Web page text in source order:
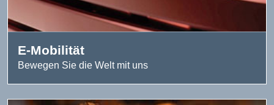
E-Mobilität
Bewegen Sie die Welt mit uns